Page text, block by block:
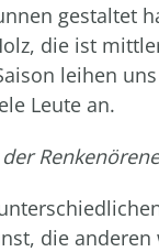
gestaltet
die ist
leihen
Leute an.
die